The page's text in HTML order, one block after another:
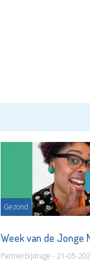
Gezond
Week van de Jonge
Partnerbijdrage - 21-05-